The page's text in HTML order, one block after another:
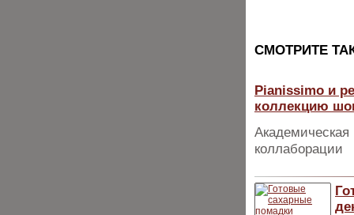
CМОТРИТЕ
Pianissimo и
коллекцию
Академическая
коллаборации